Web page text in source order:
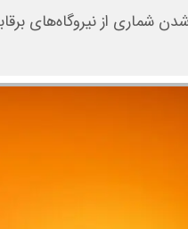
شماری از نیروگاه‌های